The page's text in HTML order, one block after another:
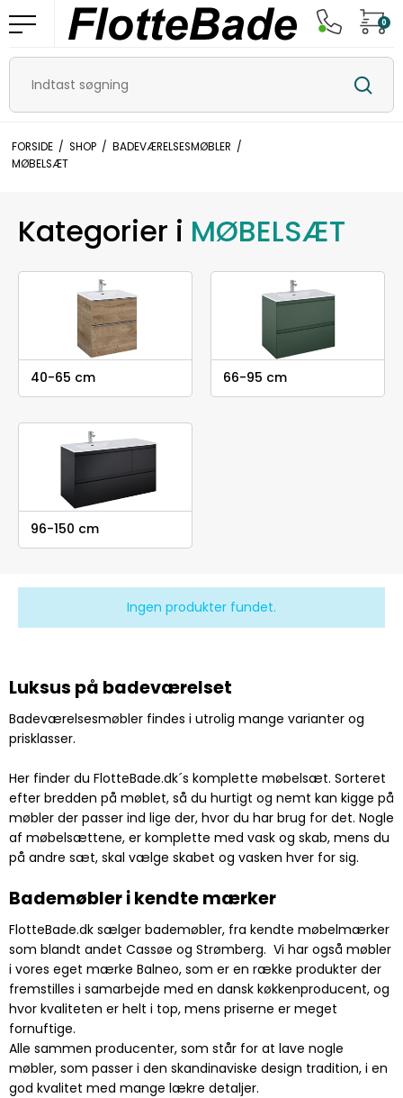
0
FORSIDE / SHOP / BADEVÆRELSESMØBLER /
MØBELSÆT
Kategorier i MØBELSÆT
40-65 cm 66-95 cm
96-150 cm
Ingen produkter fundet.
Luksus på badeværelset
Badeværelsesmøbler findes i utrolig mange varianter og
prisklasser.
Her finder du FlotteBade.dk´s komplette møbelsæt. Sorteret
efter bredden på møblet, så du hurtigt og nemt kan kigge på
møbler der passer ind lige der, hvor du har brug for det. Nogle
af møbelsættene, er komplette med vask og skab, mens du
på andre sæt, skal vælge skabet og vasken hver for sig.
Bademøbler i kendte mærker
FlotteBade.dk sælger bademøbler, fra kendte møbelmærker
som blandt andet Cassøe og Strømberg. Vi har også møbler
i vores eget mærke Balneo, som er en række produkter der
fremstilles i samarbejde med en dansk køkkenproducent, og
hvor kvaliteten er helt i top, mens priserne er meget
fornuftige.
Alle sammen producenter, som står for at lave nogle
møbler, som passer i den skandinaviske design tradition, i en
god kvalitet med mange lækre detaljer.